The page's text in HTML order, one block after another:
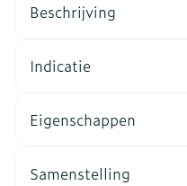
Beschrijving
Indicatie
Eigenschappen
Samenstelling